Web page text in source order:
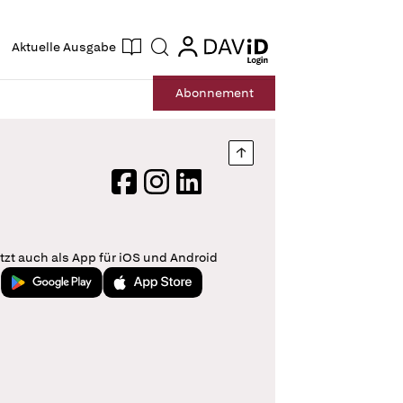
Aktuelle Ausgabe Suche login
login
Abonnement
Nach oben springen
FacebookInstagram
LinkedIn
auch als App für iOS und Android
Jetzt bei Google PlayLaden im App Store